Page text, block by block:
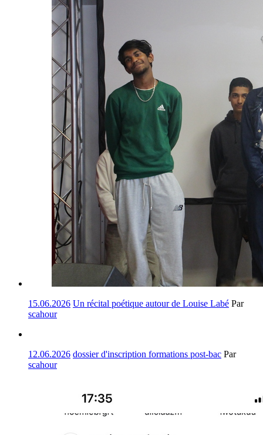
15.06.2026 Un récital poétique autour de Louise Labé Par
scahour
12.06.2026 dossier d'inscription formations post-bac Par
scahour